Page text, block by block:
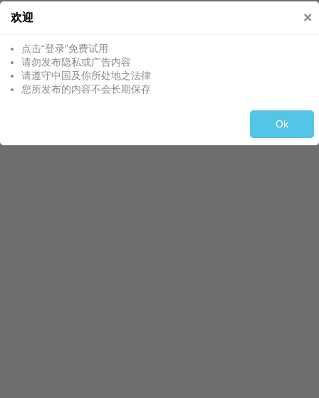
欢迎 ×
点击“登录”免费试用
请勿发布隐私或广告内容
请遵守中国及你所处地之法律
您所发布的内容不会长期保存
Ok